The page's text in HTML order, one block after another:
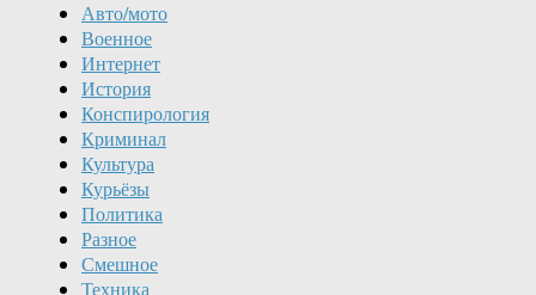
Авто/мото
Военное
Интернет
История
Конспирология
Криминал
Культура
Курьёзы
Политика
Разное
Смешное
Техника